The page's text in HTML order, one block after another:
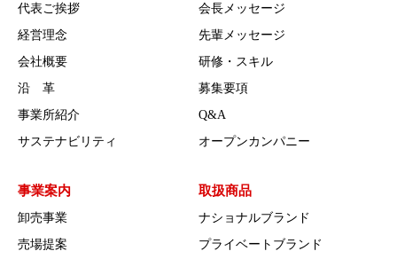
代表ご挨拶
経営理念
会社概要
沿 革
事業所紹介
サステナビリティ
会長メッセージ
先輩メッセージ
研修・スキル
募集要項
Q&A
オープンカンパニー
事業案内
卸売事業
売場提案
取扱商品
ナショナルブランド
プライベートブランド